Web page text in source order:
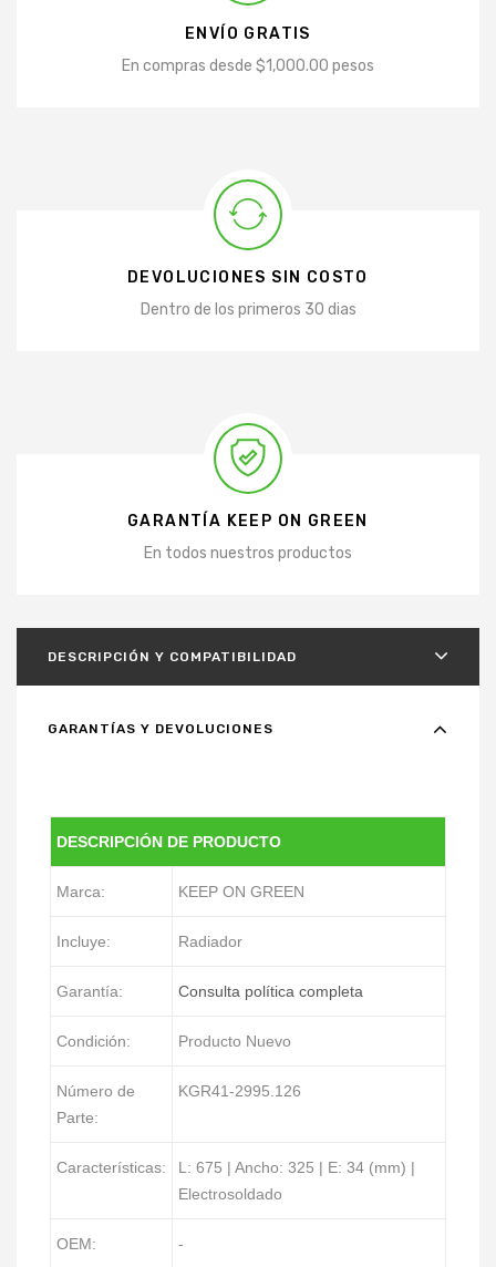
ENVÍO GRATIS
En compras desde $1,000.00 pesos
DEVOLUCIONES SIN COSTO
Dentro de los primeros 30 dias
GARANTÍA KEEP ON GREEN
En todos nuestros productos
DESCRIPCIÓN Y COMPATIBILIDAD
GARANTÍAS Y DEVOLUCIONES
DESCRIPCIÓN DE PRODUCTO
Marca: KEEP ON GREEN
Incluye: Radiador
Garantía: Consulta política completa
Condición: Producto Nuevo
Número de
Parte:
KGR41-2995.126
Características:
L: 675 | Ancho: 325 | E: 34 (mm) |
Electrosoldado
OEM: -